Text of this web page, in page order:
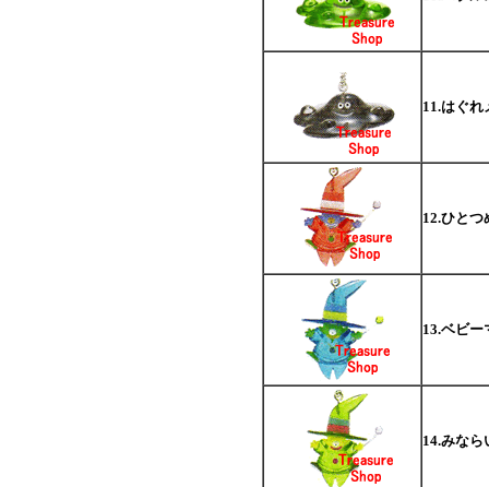
11.はぐれ
12.ひとつ
13.ベビー
14.みなら